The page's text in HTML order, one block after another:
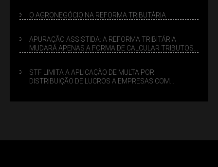
O AGRONEGÓCIO NA REFORMA TRIBUTÁRIA
APURAÇÃO ASSISTIDA: A REFORMA TRIBITÁRIA
MUDARÁ APENAS A FORMA DE CALCULAR TRIBUTOS
STF LIMITA A APLICAÇÃO DE MULTA POR
DISTRIBUIÇÃO DE LUCROS A EMPRESAS COM